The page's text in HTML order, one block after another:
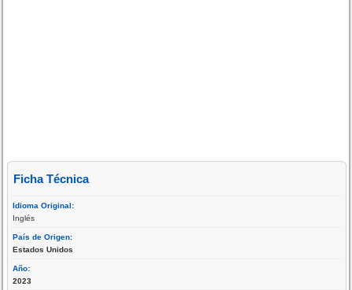
Ficha Técnica
Idioma Original:
Inglés
País de Origen:
Estados Unidos
Año:
2023